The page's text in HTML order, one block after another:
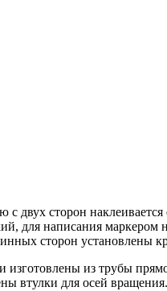
двух сторон
для написания маркером
сторон установлены
из трубы
втулки для осей